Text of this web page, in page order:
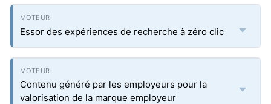
Essor des expériences de recherche à zéro clic
Contenu généré par les employeurs pour la
valorisation de la marque employeur